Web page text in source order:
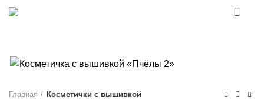
Главная Косметички с вышивкой